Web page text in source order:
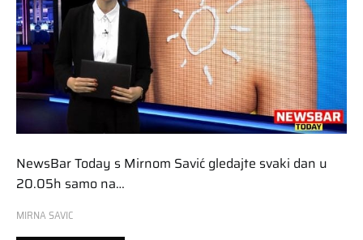
NewsBar Today s Mirnom Savić gledajte svaki dan u
20.05h samo na…
MIRNA SAVIC